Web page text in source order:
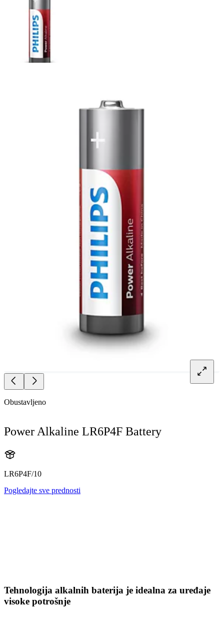
Obustavljeno
Power Alkaline LR6P4F Battery
LR6P4F/10
Pogledajte sve prednosti
Tehnologija alkalnih baterija je idealna za uređaje
visoke potrošnje